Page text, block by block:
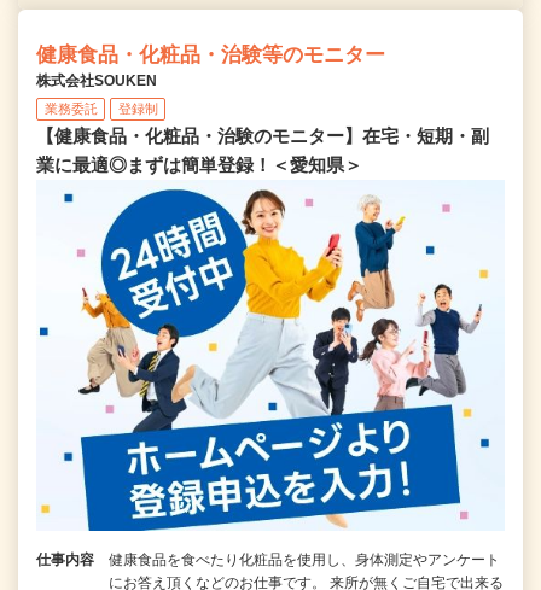
健康食品・化粧品・治験等のモニター
株式会社SOUKEN
業務委託 登録制
【健康食品・化粧品・治験のモニター】在宅・短期・副
業に最適◎まずは簡単登録！＜愛知県＞
仕事内容
健康食品を食べたり化粧品を使用し、身体測定やアンケート
にお答え頂くなどのお仕事です。 来所が無くご自宅で出来る